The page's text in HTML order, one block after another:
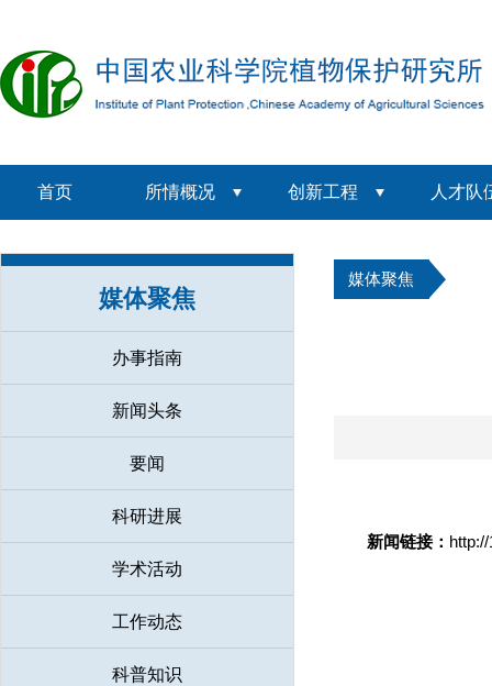
首页 所情概况 创新工程 人才队
媒体聚焦
办事指南
新闻头条
要闻
科研进展
学术活动
工作动态
科普知识
媒体聚焦
Play
新闻链接：